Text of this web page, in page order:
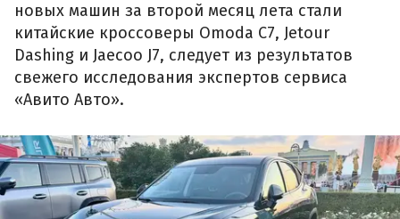
новых машин за второй месяц лета стали
китайские кроссоверы Omoda C7, Jetour
Dashing и Jaecoo J7, следует из результатов
свежего исследования экспертов сервиса
«Авито Авто».